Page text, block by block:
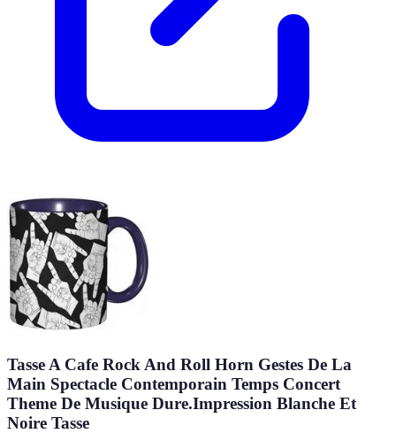
Tasse A Cafe Rock And Roll Horn Gestes De La
Main Spectacle Contemporain Temps Concert
Theme De Musique Dure.Impression Blanche Et
Noire Tasse